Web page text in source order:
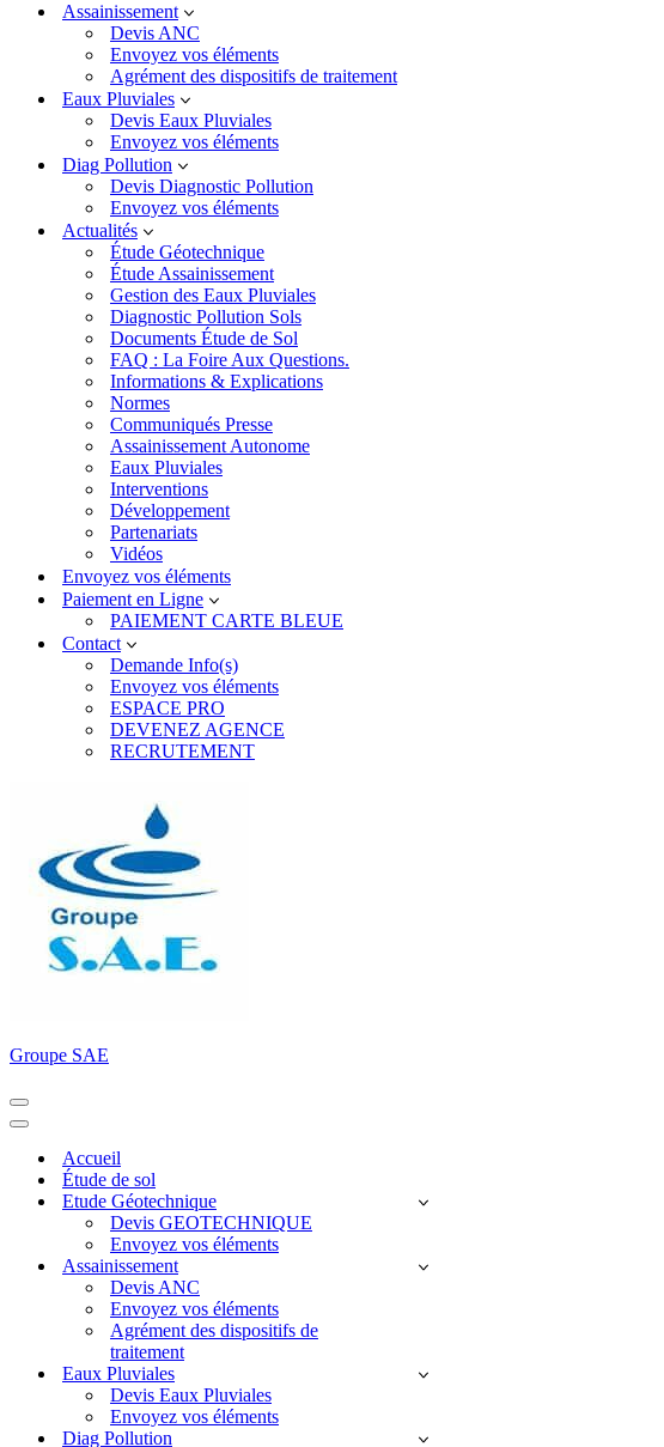
Assainissement
Devis ANC
Envoyez vos éléments
Agrément des dispositifs de traitement
Eaux Pluviales
Devis Eaux Pluviales
Envoyez vos éléments
Diag Pollution
Devis Diagnostic Pollution
Envoyez vos éléments
Actualités
Étude Géotechnique
Étude Assainissement
Gestion des Eaux Pluviales
Diagnostic Pollution Sols
Documents Étude de Sol
FAQ : La Foire Aux Questions.
Informations & Explications
Normes
Communiqués Presse
Assainissement Autonome
Eaux Pluviales
Interventions
Développement
Partenariats
Vidéos
Envoyez vos éléments
Paiement en Ligne
PAIEMENT CARTE BLEUE
Contact
Demande Info(s)
Envoyez vos éléments
ESPACE PRO
DEVENEZ AGENCE
RECRUTEMENT
Groupe SAE
Menu
de
Menu
navigationAccueil
Étude de sol
Etude Géotechnique
Devis GEOTECHNIQUE
Envoyez vos éléments
Assainissement
Devis ANC
Envoyez vos éléments
Agrément des dispositifs de
traitement
Eaux Pluviales
Devis Eaux Pluviales
Envoyez vos éléments
Diag Pollution